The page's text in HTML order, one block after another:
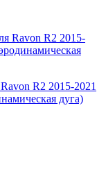
R2 2015-2021
дуга)